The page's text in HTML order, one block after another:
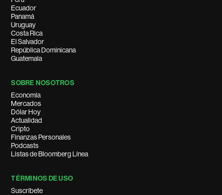
Ecuador
Panamá
Uruguay
Costa Rica
El Salvador
República Dominicana
Guatemala
SOBRE NOSOTROS
Economía
Mercados
Dólar Hoy
Actualidad
Cripto
Finanzas Personales
Podcasts
Listas de Bloomberg Línea
TÉRMINOS DE USO
Suscríbete